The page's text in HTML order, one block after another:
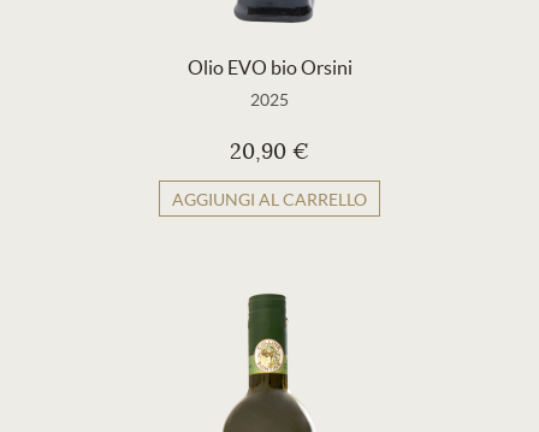
Olio EVO bio Orsini
2025
20,90 €
AGGIUNGI AL CARRELLO